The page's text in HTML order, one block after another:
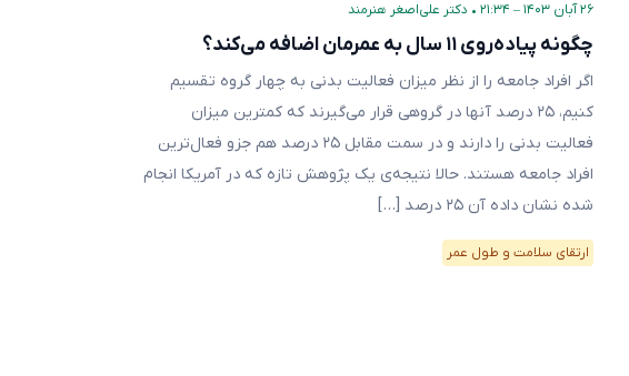
پزشکی مبتنی بر شواهد
متفرقه
۲۶ آبان ۱۴۰۳ – ۲۱:۳۴ • دکتر علی‌اصغر هنرمند
چگونه پیاده‌روی ۱۱ سال به عمرمان اضافه می‌کند؟
اگر افراد جامعه را از نظر میزان فعالیت بدنی به چهار گروه تقسیم‌
کنیم، ۲۵ درصد آنها در گروهی قرار می‌گیرند که کمترین میزان
فعالیت بدنی را دارند و در سمت مقابل ۲۵ درصد هم جزو فعال‌ترین
افراد جامعه هستند. حالا نتیجه‌ی یک پژوهش تازه که در آمریکا انجام
شده نشان داده آن ۲۵ درصد […]
ارتقای سلامت و طول عمر